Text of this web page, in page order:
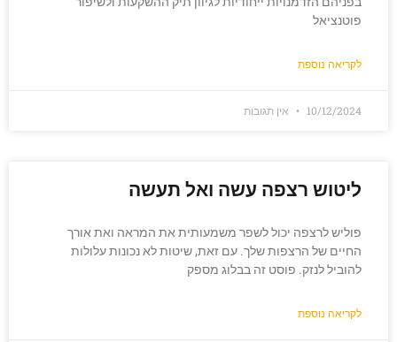
פוטנציאל
לקריאה נוספת
10/12/2024 אין תגובות
ליטוש רצפה עשה ואל תעשה
פוליש לרצפה יכול לשפר משמעותית את המראה ואת אורך
החיים של הרצפות שלך. עם זאת, שיטות לא נכונות עלולות
להוביל לנזק. פוסט זה בבלוג מספק
לקריאה נוספת